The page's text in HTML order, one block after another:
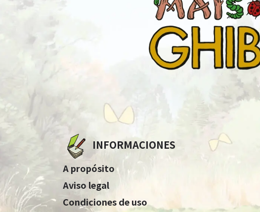
INFORMACIONES
A propósito
Aviso legal
Condiciones de uso